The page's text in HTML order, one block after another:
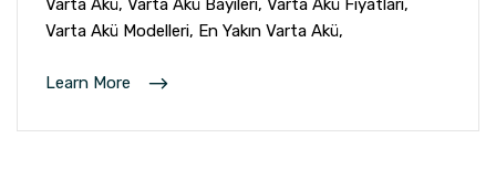
Varta Akü, Varta Akü Bayileri, Varta Akü Fiyatları,
Varta Akü Modelleri, En Yakın Varta Akü,
Learn More